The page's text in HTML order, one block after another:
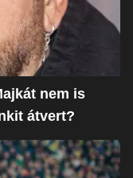
nem is
átvert?